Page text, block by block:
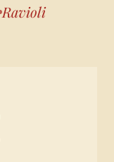
Ravioli